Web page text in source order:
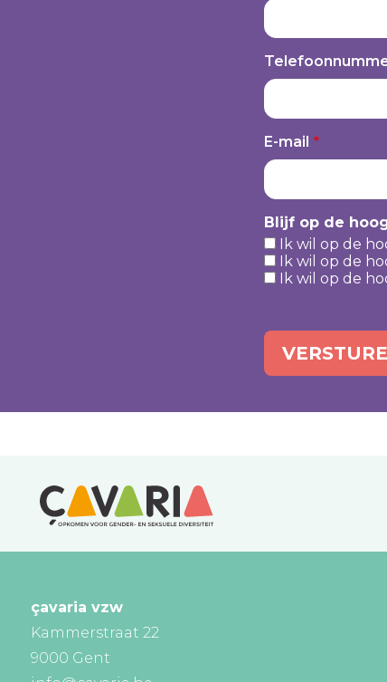
E-mail
Blijf op de
Ik wil op de
Ik wil op de
Ik wil op de
çavaria vzw
Kammerstraat 22
9000 Gent